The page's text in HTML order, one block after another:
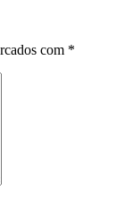
com *